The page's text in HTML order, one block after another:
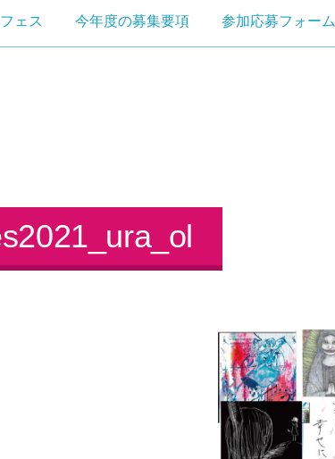
ェス 今年度の募集要項 参加応募フォーム